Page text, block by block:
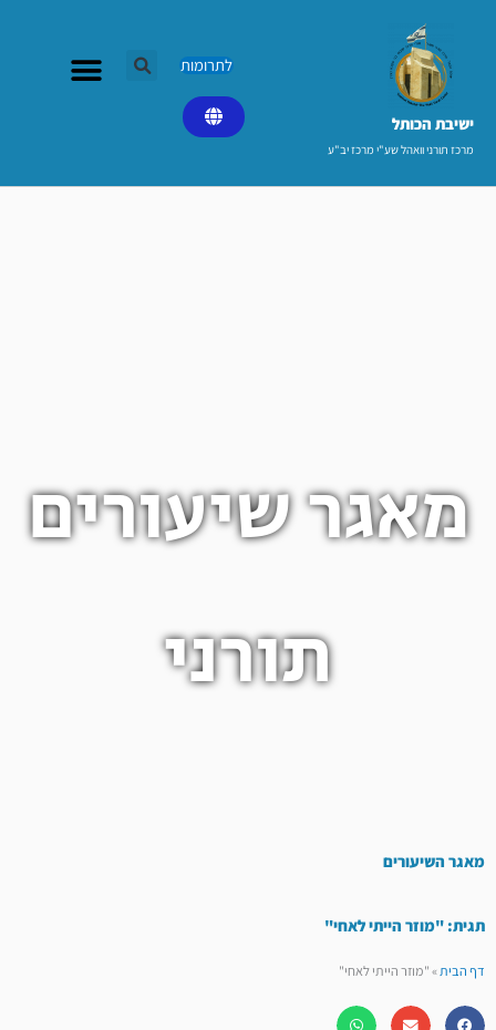
ישיבת הכותל​
מרכז תורני וואהל שע"י מרכז יב"ע
לתרומות
מאגר שיעורים
תורני
מאגר השיעורים
תגית: "מוזר הייתי לאחי"
דף הבית»"מוזר הייתי לאחי"